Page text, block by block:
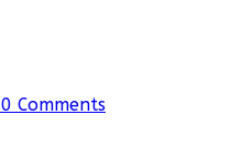
0 Comments